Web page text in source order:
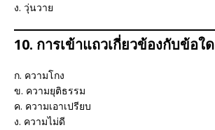
ง. วุ่นวาย
10. การเข้าแถวเกี่ยวข้องกับข้อใด
ก. ความโกง
ข. ความยุติธรรม
ค. ความเอาเปรียบ
ง. ความไม่ดี